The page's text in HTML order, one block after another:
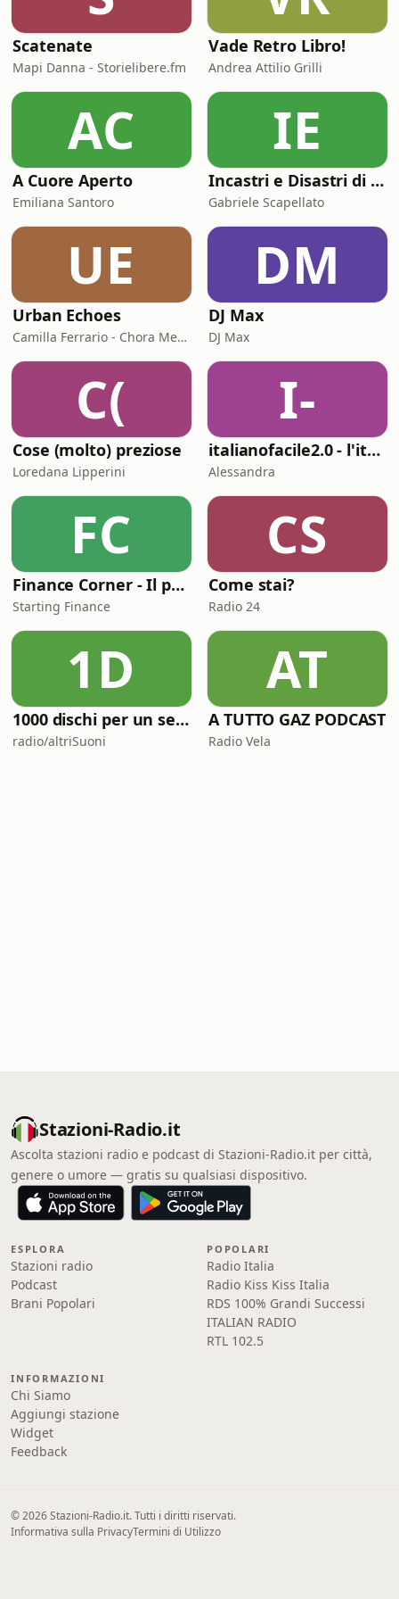
Scatenate
Mapi Danna - Storielibere.fm
Vade Retro Libro!
Andrea Attilio Grilli
AC
A Cuore Aperto
Emiliana Santoro
IE
Incastri e Disastri di Coppia
Gabriele Scapellato
UE
Urban Echoes
Camilla Ferrario - Chora Media
DM
DJ Max
DJ Max
C(
Cose (molto) preziose
Loredana Lipperini
I-
italianofacile2.0 - l'italiano con le canzoni
Alessandra
FC
Finance Corner - Il podcast di Starting Finance
Starting Finance
CS
Come stai?
Radio 24
1D
1000 dischi per un secolo
radio/altriSuoni
AT
A TUTTO GAZ PODCAST
Radio Vela
Stazioni-Radio.it
Ascolta stazioni radio e podcast di Stazioni-Radio.it per città,
genere o umore — gratis su qualsiasi dispositivo.
ESPLORA
Stazioni radio
Podcast
Brani Popolari
POPOLARI
Radio Italia
Radio Kiss Kiss Italia
RDS 100% Grandi Successi
ITALIAN RADIO
RTL 102.5
INFORMAZIONI
Chi Siamo
Aggiungi stazione
Widget
Feedback
© 2026 Stazioni-Radio.it. Tutti i diritti riservati.
Informativa sulla PrivacyTermini di Utilizzo